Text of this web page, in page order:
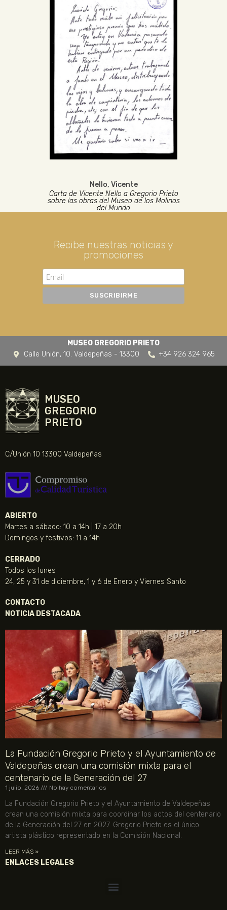
Nello, Vicente
Carta de Vicente Nello a Gregorio Prieto
sobre las obras del Museo de los Molinos
del Mundo
Recibe nuestras noticias y
promociones
MUSEO GREGORIO PRIETO
Calle Unión, 10. Valdepeñas - 13300
+34 926 324 965
MUSEO
GREGORIO
PRIETO
C/Unión 10 13300 Valdepeñas
ABIERTO
Martes a sábado: 10 a 14h | 17 a 20h
Domingos y festivos: 11 a 14h
CERRADO
Todos los lunes
24, 25 y 31 de diciembre, 1 y 6 de Enero y Viernes Santo
CONTACTO
NOTICIA DESTACADA
La Fundación Gregorio Prieto y el Ayuntamiento de
Valdepeñas crean una comisión mixta para el
centenario de la Generación del 27
1 julio, 2026 No hay comentarios
La Fundación Gregorio Prieto y el Ayuntamiento de Valdepeñas
crean una comisión mixta para coordinar los actos del centenario
de la Generación del 27 en 2027. Gregorio Prieto es el único
artista plástico representado en la Comisión Nacional.
LEER MÁS »
ENLACES LEGALES